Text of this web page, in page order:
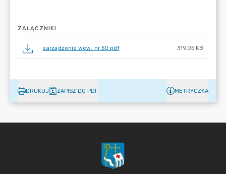
ZAŁĄCZNIKI
zarządzenie wew. nr 50.pdf 319.05 KB
DRUKUJ ZAPISZ DO PDF METRYCZKA